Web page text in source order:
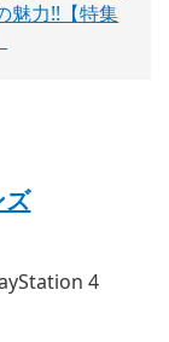
魅力!!【特集
ズ
4